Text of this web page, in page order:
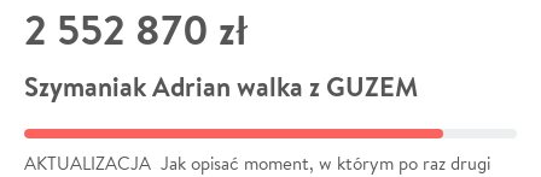
2 552 870 zł
Szymaniak Adrian walka z GUZEM
AKTUALIZACJA Jak opisać moment, w którym po raz drugi